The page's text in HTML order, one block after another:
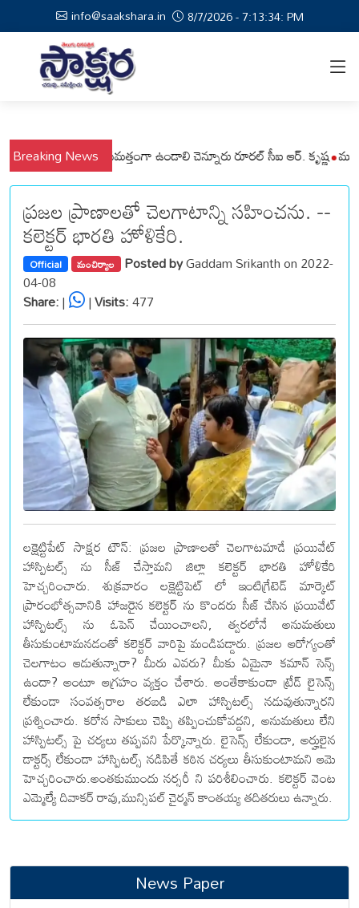
info@saakshara.in 8/7/2026 - 7:13:35: PM
Breaking News
ప్రజలు అప్రమత్తంగా ఉండాలి చెన్నూరు రూరల్ సీఐ ఆర్. కృష్ణ
ప్రజల ప్రాణాలతో చెలగాటాన్ని సహించను. --
కలెక్టర్ భారతి హోళికేరి.
Official మంచిర్యాల Posted byGaddam Srikanth on 2022-
04-08
Share:| |Visits:477
లక్షెట్టిపేట్ సాక్షర టౌన్: ప్రజల ప్రాణాలతో చెలగాటమాడే ప్రయివేట్
హాస్పిటల్స్ ను సీజ్ చేస్తామని జిల్లా కలెక్టర్ భారతి హోళికేరి
హెచ్చరించారు. శుక్రవారం లక్షెట్టిపెట్ లో ఇంటిగ్రేటెడ్ మార్కెట్
ప్రారంభోత్సవానికి హాజరైన కలెక్టర్ ను కొందరు సీజ్ చేసిన ప్రయివేట్
హాస్పిటల్స్ ను ఓపెన్ చేయించాలని, త్వరలోనే అనుమతులు
తీసుకుంటామనడంతో కలెక్టర్ వారిపై మండిపడ్డారు. ప్రజల ఆరోగ్యంతో
చెలగాటం ఆడుతున్నారా? మీరు ఎవరు? మీకు ఏమైనా కమాన్ సెన్స్
ఉందా? అంటూ ఆగ్రహం వ్యక్తం చేశారు. అంతేకాకుండా ట్రేడ్ లైసెన్స్
లేకుండా సంవత్సరాల తరబడి ఎలా హాస్పిటల్స్ నడువుతున్నారని
ప్రశ్నించారు. కరోన సాకులు చెప్పి తప్పించుకోవద్దని, అనుమతులు లేని
హాస్పిటల్స్ పై చర్యలు తప్పవని పేర్కొన్నారు. లైసెన్స్ లేకుండా, అర్హులైన
డాక్టర్స్ లేకుండా హాస్పిటల్స్ నడిపితే కఠిన చర్యలు తీసుకుంటామని ఆమె
హెచ్చరించారు.అంతకుముందు నర్సరీ ని పరిశీలించారు. కలెక్టర్ వెంట
ఎమ్మెల్యే దివాకర్ రావు,మున్సిపల్ చైర్మన్ కాంతయ్య తదితరులు ఉన్నారు.
News Paper